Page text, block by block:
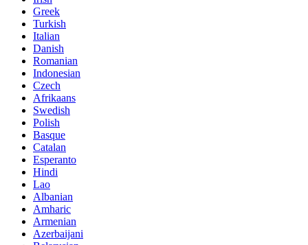
Greek
Turkish
Italian
Danish
Romanian
Indonesian
Czech
Afrikaans
Swedish
Polish
Basque
Catalan
Esperanto
Hindi
Lao
Albanian
Amharic
Armenian
Azerbaijani